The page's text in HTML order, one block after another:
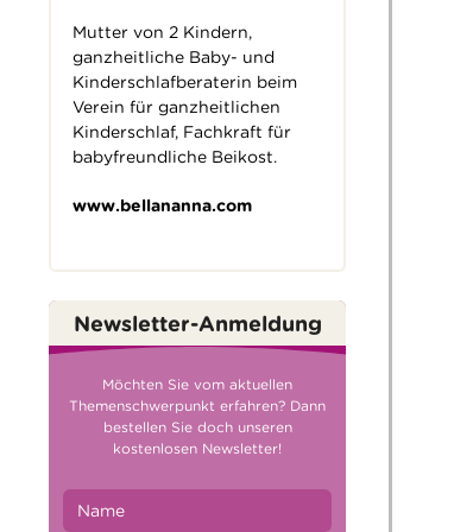
Mutter von 2 Kindern,
ganzheitliche Baby- und
Kinderschlafberaterin beim
Verein für ganzheitlichen
Kinderschlaf, Fachkraft für
babyfreundliche Beikost.
www.bellananna.com
Newsletter-Anmeldung
Möchten Sie vom aktuellen
Themenschwerpunkt erfahren? Dann
bestellen Sie doch unseren
kostenlosen Newsletter!